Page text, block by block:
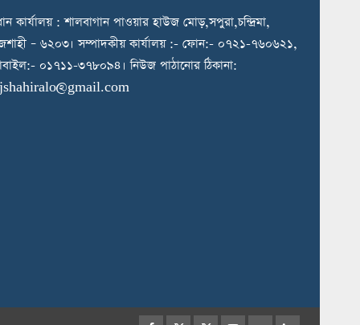
কার্যালয় : শালবাগান পাওয়ার হাউজ মোড়,সপুরা,চন্দ্রিমা,
– ৬২০৩। সম্পাদকীয় কার্যালয় :- ফোন:- ০৭২১-৭৬০৬২১,
০১৭১১-৩৭৮০৯৪। নিউজ পাঠানোর ঠিকানা: